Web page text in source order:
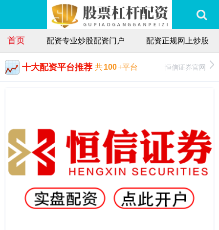
首页 配资专业炒股配资门户 配资正规网上炒股
十大配资平台推荐 共100+平台 恒信证券官网